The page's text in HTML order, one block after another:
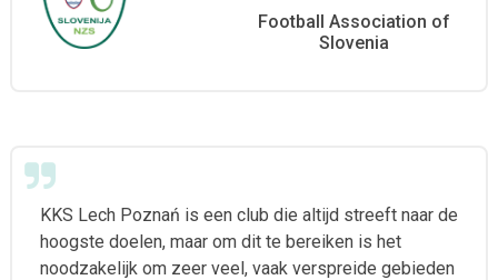
Football Association of
Slovenia
KKS Lech Poznań is een club die altijd streeft naar de
hoogste doelen, maar om dit te bereiken is het
noodzakelijk om zeer veel, vaak verspreide gebieden